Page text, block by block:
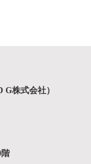
G株式会社）